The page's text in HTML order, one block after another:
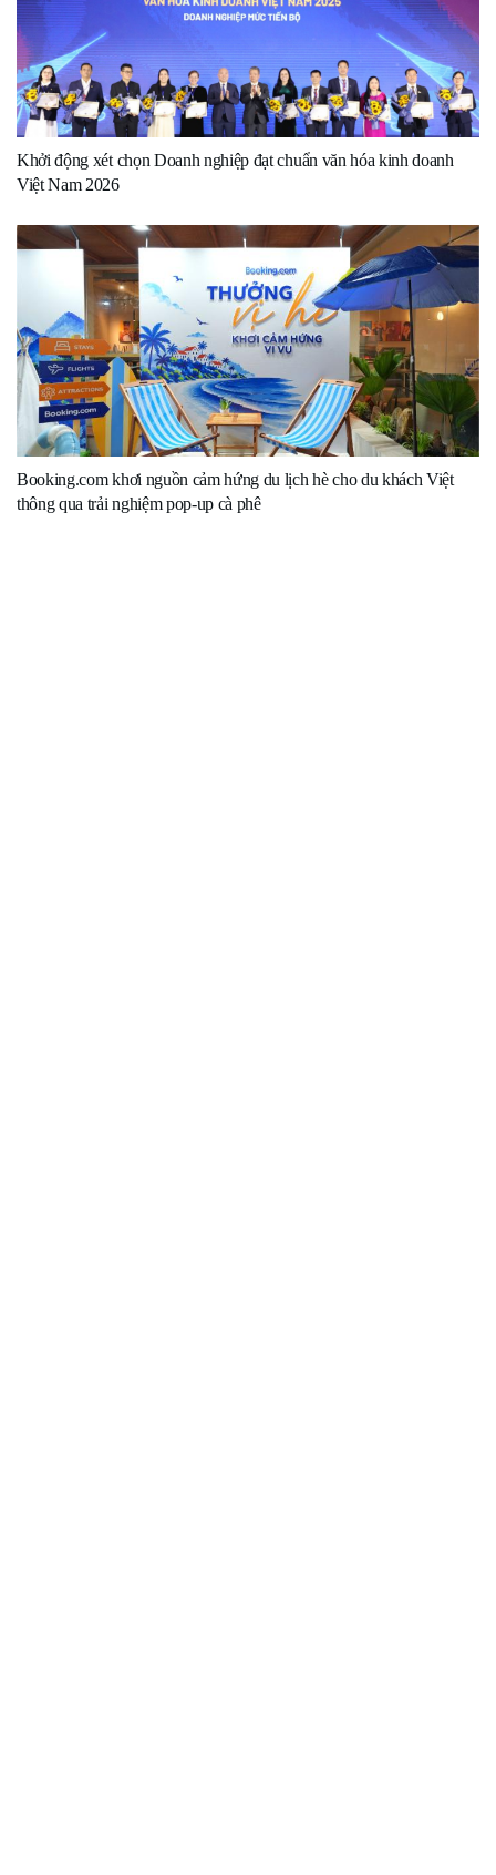
Khởi động xét chọn Doanh nghiệp đạt chuẩn văn hóa kinh doanh
Việt Nam 2026
Booking.com khơi nguồn cảm hứng du lịch hè cho du khách Việt
thông qua trải nghiệm pop-up cà phê